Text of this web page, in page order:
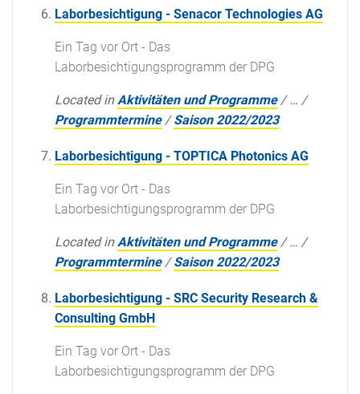
Laborbesichtigung - Senacor Technologies AG
Ein Tag vor Ort - Das
Laborbesichtigungsprogramm der DPG
Located in Aktivitäten und Programme /… /
Programmtermine /Saison 2022/2023
Laborbesichtigung - TOPTICA Photonics AG
Ein Tag vor Ort - Das
Laborbesichtigungsprogramm der DPG
Located in Aktivitäten und Programme /… /
Programmtermine /Saison 2022/2023
Laborbesichtigung - SRC Security Research &
Consulting GmbH
Ein Tag vor Ort - Das
Laborbesichtigungsprogramm der DPG